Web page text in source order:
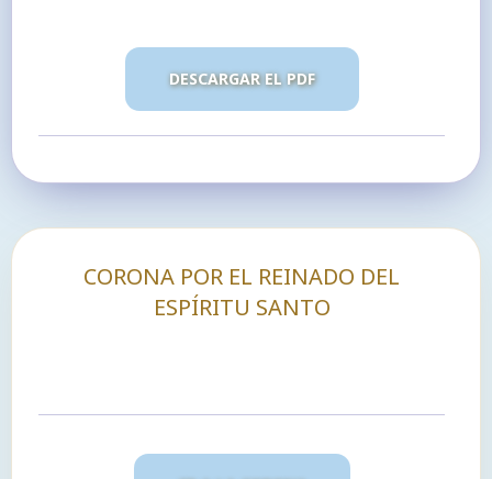
DESCARGAR EL PDF
CORONA POR EL REINADO DEL
ESPÍRITU SANTO